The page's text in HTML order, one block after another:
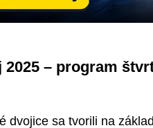
2025 – program
dvojice sa tvorili na